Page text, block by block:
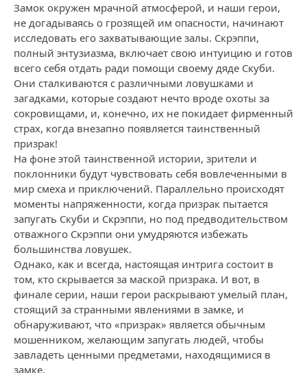
Замок окружен мрачной атмосферой, и наши герои,
не догадываясь о грозящей им опасности, начинают
исследовать его захватывающие залы. Скрэппи,
полный энтузиазма, включает свою интуицию и готов
всего себя отдать ради помощи своему дяде Скуби.
Они сталкиваются с различными ловушками и
загадками, которые создают нечто вроде охоты за
сокровищами, и, конечно, их не покидает фирменный
страх, когда внезапно появляется таинственный
призрак!
На фоне этой таинственной истории, зрители и
поклонники будут чувствовать себя вовлеченными в
мир смеха и приключений. Параллельно происходят
моменты напряженности, когда призрак пытается
запугать Скуби и Скрэппи, но под предводительством
отважного Скрэппи они умудряются избежать
большинства ловушек.
Однако, как и всегда, настоящая интрига состоит в
том, кто скрывается за маской призрака. И вот, в
финале серии, наши герои раскрывают умелый план,
стоящий за странными явлениями в замке, и
обнаруживают, что «призрак» является обычным
мошенником, желающим запугать людей, чтобы
завладеть ценными предметами, находящимися в
замке.